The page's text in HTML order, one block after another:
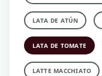
LATA DE ATÚN
LATA DE TOMATE
LATTE MACCHIATO